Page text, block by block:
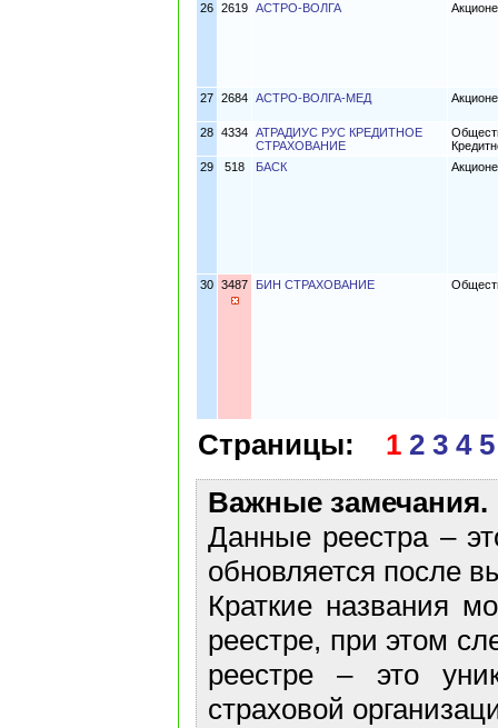
26 2619 АСТРО-ВОЛГА
27 2684 АСТРО-ВОЛГА-МЕД
28 4334 АТРАДИУС РУС КРЕДИТНОЕ
СТРАХОВАНИЕ
29
518 БАСК
30 3487 БИН СТРАХОВАНИЕ
Страницы: 1 2 3 4 5
Важные замечания.
Данные реестра –
обновляется после
Краткие названия
реестре, при этом
реестре – это
страховой